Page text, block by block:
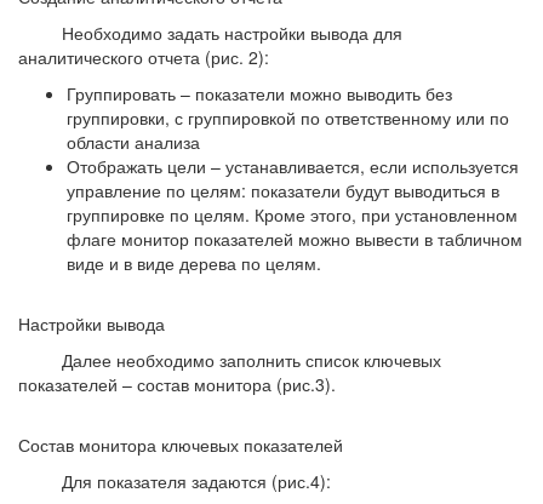
Необходимо задать настройки вывода для
аналитического отчета (рис. 2):
Группировать – показатели можно выводить без
группировки, с группировкой по ответственному или по
области анализа
Отображать цели – устанавливается, если используется
управление по целям: показатели будут выводиться в
группировке по целям. Кроме этого, при установленном
флаге монитор показателей можно вывести в табличном
виде и в виде дерева по целям.
Настройки вывода
Далее необходимо заполнить список ключевых
показателей – состав монитора (рис.3).
Состав монитора ключевых показателей
Для показателя задаются (рис.4):